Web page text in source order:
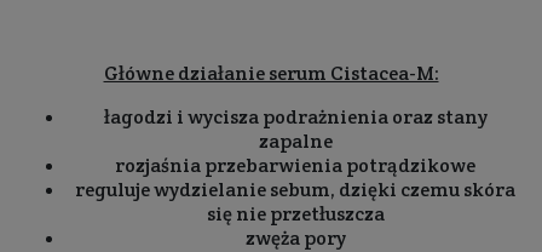
Główne działanie serum Cistacea-M:
łagodzi i wycisza podrażnienia oraz stany
zapalne
rozjaśnia przebarwienia potrądzikowe
reguluje wydzielanie sebum, dzięki czemu skóra
się nie przetłuszcza
zwęża pory